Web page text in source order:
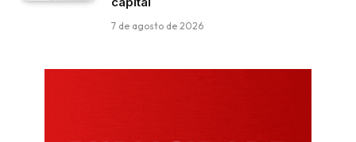
7 de agosto de 2026